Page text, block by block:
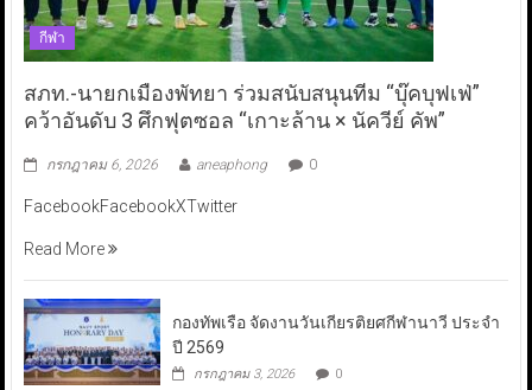
กีฬา
สภท.-นายกเมืองพัทยา ร่วมสนับสนุนทีม “บุ๊คบุฟเฟ่”
คว้าอันดับ 3 ศึกฟุตซอล “เกาะล้าน × นัควีย์ คัพ”
กรกฎาคม 6, 2026 aneaphong 0
FacebookFacebookXTwitter
Read More
กองทัพเรือ จัดงานวันเกียรติยศกีฬานาวี ประจำ
ปี 2569
กรกฎาคม 3, 2026 0